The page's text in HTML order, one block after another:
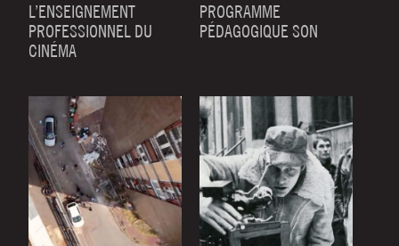
L’ENSEIGNEMENT
PROFESSIONNEL DU
CINÉMA
PROGRAMME
PÉDAGOGIQUE SON